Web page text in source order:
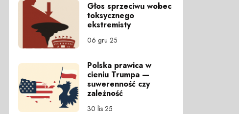
Głos sprzeciwu wobec
toksycznego
ekstremisty
06 gru 25
Polska prawica w
cieniu Trumpa —
suwerenność czy
zależność
30 lis 25